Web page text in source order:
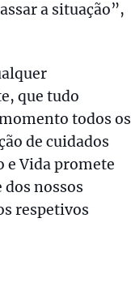
a situação”,
que tudo
todos os
de cuidados
e Vida promete
dos nossos
respetivos